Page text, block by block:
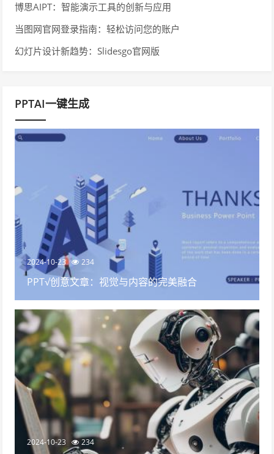
博思AIPT：智能演示工具的创新与应用
当图网官网登录指南：轻松访问您的账户
幻灯片设计新趋势：Slidesgo官网版
PPTAI一键生成
2024-10-23 234
PPT√创意文章：视觉与内容的完美融合
2024-10-23 234